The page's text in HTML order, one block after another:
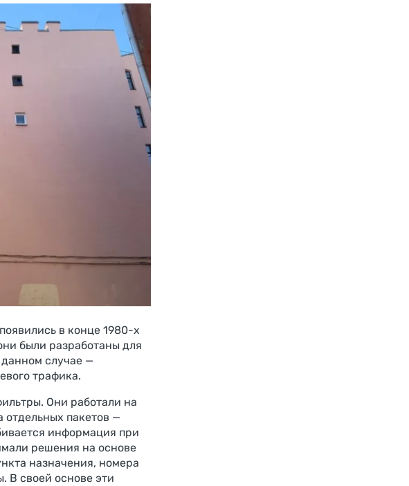
в конце 1980-х
были разработаны для
случае —
трафика.
Они работали на
отдельных пакетов —
информация при
решения на основе
назначения, номера
В своей основе эти